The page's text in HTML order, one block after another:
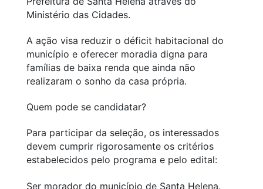
Ministério das Cidades.
A ação visa reduzir o déficit habitacional do
município e oferecer moradia digna para
famílias de baixa renda que ainda não
realizaram o sonho da casa própria.
Quem pode se candidatar?
Para participar da seleção, os interessados
devem cumprir rigorosamente os critérios
estabelecidos pelo programa e pelo edital:
Ser morador do município de Santa Helena.